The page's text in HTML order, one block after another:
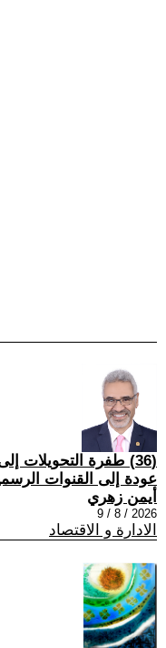
(36) طفرة التحويلات
عودة إلى القنوات
أيمن زهري
2026 / 8 / 9
الادارة و الاقتصاد